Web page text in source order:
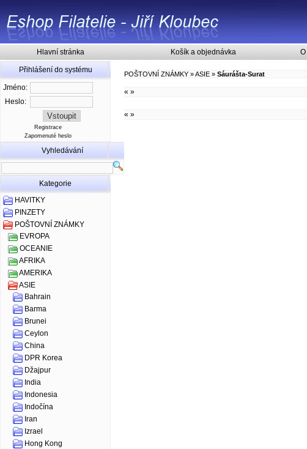
Hlavní stránka Košík a objednávka
Přihlášení do systému
Jméno:
Heslo:
Registrace
Zapomenuté heslo
Vyhledávání
Kategorie
HAVITKY
PINZETY
POŠTOVNÍ ZNÁMKY
EVROPA
OCEANIE
AFRIKA
AMERIKA
ASIE
Bahrain
Barma
Brunei
Ceylon
China
DPR Korea
Džajpur
India
Indonesia
Indočína
Iran
Izrael
Hong Kong
POŠTOVNÍ ZNÁMKY »ASIE » Sáurášta-Surat
« »
« »